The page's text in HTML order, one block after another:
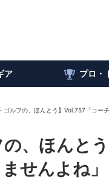
ア プロ・
ゴルフの、ほんとう】Vol.757「コー
の、ほんと
せんよね」